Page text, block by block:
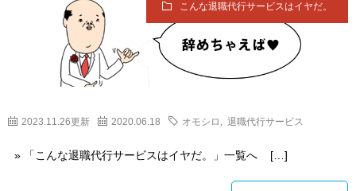
こんな退職代行サービスはイヤだ。
2023.11.26更新 2020.06.18 オモシロ 退職代行サービス
» 「こんな退職代行サービスはイヤだ。」一覧へ […]